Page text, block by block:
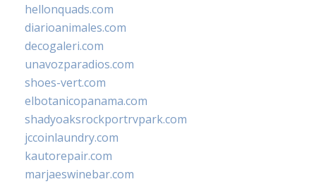
hellonquads.com
diarioanimales.com
decogaleri.com
unavozparadios.com
shoes-vert.com
elbotanicopanama.com
shadyoaksrockportrvpark.com
jccoinlaundry.com
kautorepair.com
marjaeswinebar.com